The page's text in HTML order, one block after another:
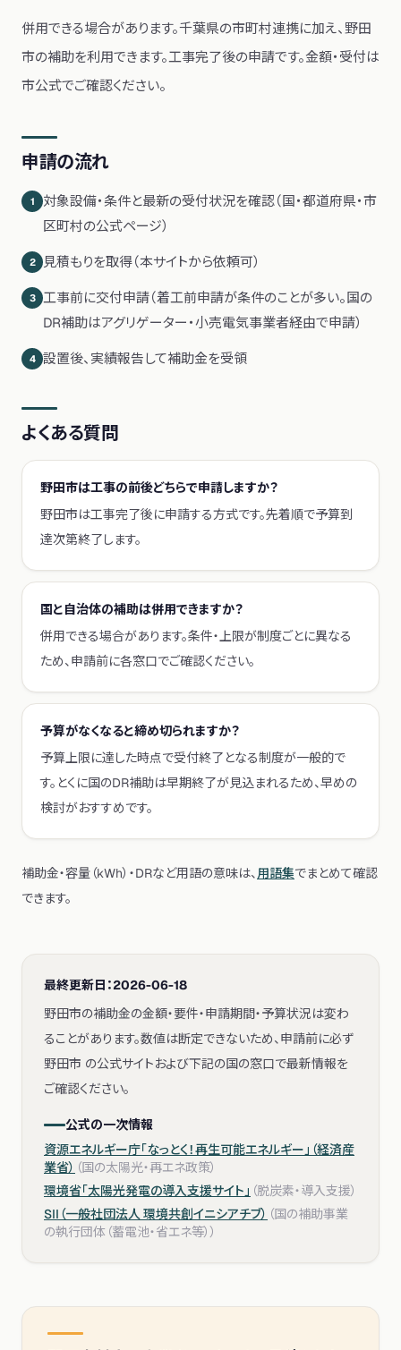
併用できる場合があります。千葉県の市町村連携に加え、野田
市の補助を利用できます。工事完了後の申請です。金額・受付は
市公式でご確認ください。
申請の流れ
1
対象設備・条件と最新の受付状況を確認（国・都道府県・市
区町村の公式ページ）
2 見積もりを取得（本サイトから依頼可）
3
工事前に交付申請（着工前申請が条件のことが多い。国の
DR補助はアグリゲーター・小売電気事業者経由で申請）
4 設置後、実績報告して補助金を受領
よくある質問
野田市は工事の前後どちらで申請しますか？
野田市は工事完了後に申請する方式です。先着順で予算到
達次第終了します。
国と自治体の補助は併用できますか？
併用できる場合があります。条件・上限が制度ごとに異なる
ため、申請前に各窓口でご確認ください。
予算がなくなると締め切られますか？
予算上限に達した時点で受付終了となる制度が一般的で
す。とくに国のDR補助は早期終了が見込まれるため、早めの
検討がおすすめです。
補助金・容量（kWh）・DRなど用語の意味は、用語集でまとめて確認
できます。
最終更新日：2026-06-18
野田市の補助金の金額・要件・申請期間・予算状況は変わ
ることがあります。数値は断定できないため、申請前に必ず
野田市 の公式サイトおよび下記の国の窓口で最新情報を
ご確認ください。
公式の一次情報
資源エネルギー庁「なっとく！再生可能エネルギー」（経済産
業省） （国の太陽光・再エネ政策）
環境省「太陽光発電の導入支援サイト」 （脱炭素・導入支援）
SII（一般社団法人 環境共創イニシアチブ） （国の補助事業
の執行団体（蓄電池・省エネ等））